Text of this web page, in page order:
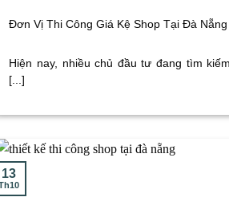
Đơn Vị Thi Công Giá Kệ Shop Tại Đà
Hiện nay, nhiều chủ đầu tư đang tìm
[...]
13